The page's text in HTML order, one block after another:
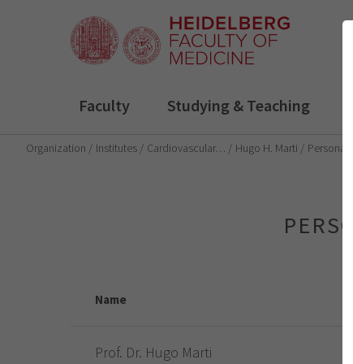
Faculty Studying & Teaching
Organization Institutes Cardiovascular… Hugo H. Marti Personal
Name
Prof. Dr. Hugo Marti